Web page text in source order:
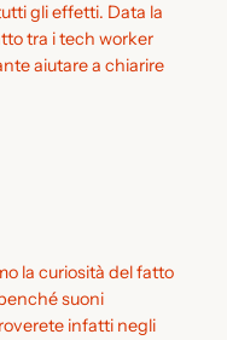
gli effetti. Data la
tra i tech worker
aiutare a chiarire
la curiosità del fatto
suoni
infatti negli